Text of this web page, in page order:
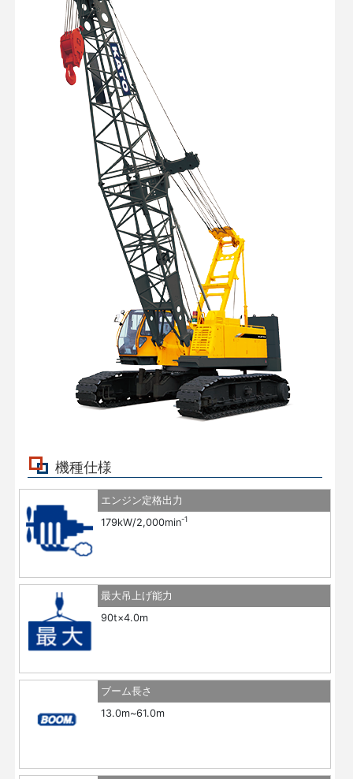
機種仕様
エンジン定格出力
179kW/2,000min-1
最大吊上げ能力
90t×4.0m
ブーム長さ
13.0m~61.0m